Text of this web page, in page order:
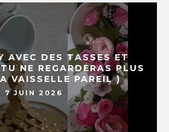
AVEC DES TASSES ET
NE REGARDERAS PLUS
VAISSELLE PAREIL )
7 JUIN 2026